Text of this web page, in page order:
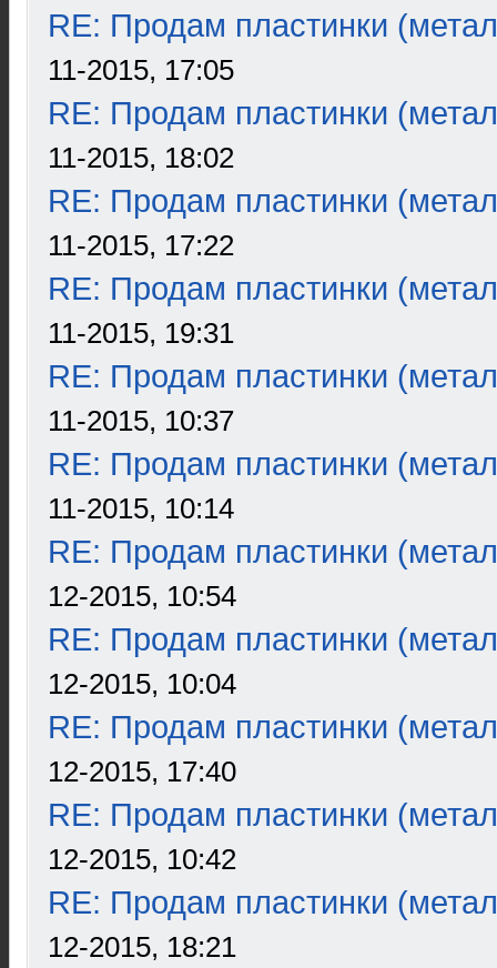
RE: Продам пластинки
11-2015, 17:05
RE: Продам пластинки
11-2015, 18:02
RE: Продам пластинки
11-2015, 17:22
RE: Продам пластинки
11-2015, 19:31
RE: Продам пластинки
11-2015, 10:37
RE: Продам пластинки
11-2015, 10:14
RE: Продам пластинки
12-2015, 10:54
RE: Продам пластинки
12-2015, 10:04
RE: Продам пластинки
12-2015, 17:40
RE: Продам пластинки
12-2015, 10:42
RE: Продам пластинки
12-2015, 18:21